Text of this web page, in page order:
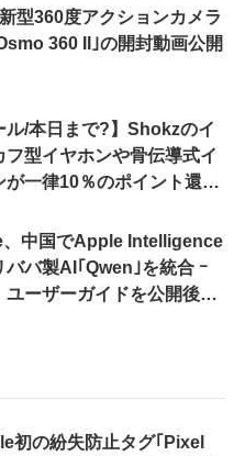
型360度アクションカメラ
360 II｣の開封動画公開
ル/本日まで?】Shokzのイ
フ型イヤホンや骨伝導式イ
が一律10％のポイント還元
中国でApple Intelligence
ババ製AI｢Qwen｣を統合 ｰ
ユーザーガイドを公開後に
初の紛失防止タグ｢Pixel